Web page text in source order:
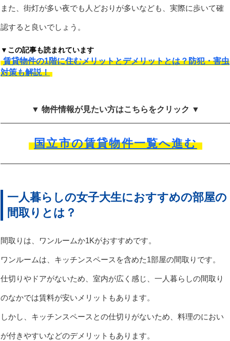
また、街灯が多い夜でも人どおりが多いなども、実際に歩いて確
認すると良いでしょう。
▼この記事も読まれています
賃貸物件の1階に住むメリットとデメリットとは？防犯・害虫
対策も解説！
▼ 物件情報が見たい方はこちらをクリック ▼
国立市の賃貸物件一覧へ進む
一人暮らしの女子大生におすすめの部屋の
間取りとは？
間取りは、ワンルームか1Kがおすすめです。
ワンルームは、キッチンスペースを含めた1部屋の間取りです。
仕切りやドアがないため、室内が広く感じ、一人暮らしの間取り
のなかでは賃料が安いメリットもあります。
しかし、キッチンスペースとの仕切りがないため、料理のにおい
が付きやすいなどのデメリットもあります。